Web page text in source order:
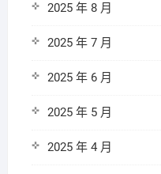
2025 年 8 月
2025 年 7 月
2025 年 6 月
2025 年 5 月
2025 年 4 月